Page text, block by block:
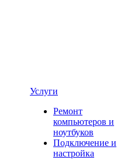
Услуги
Ремонт
компьютеров и
ноутбуков
Подключение и
настройка